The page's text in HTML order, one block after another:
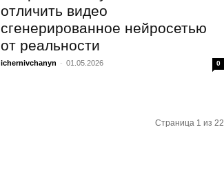
отличить видео
сгенерированное нейросетью
от реальности
ichernivchanyn - 01.05.2026 0
Страница 1 из 22